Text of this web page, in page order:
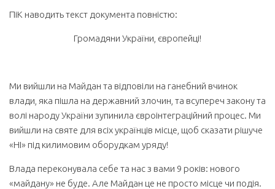
ПіК наводить текст документа повністю:
Громадяни України, європейці!
Ми вийшли на Майдан та відповіли на ганебний вчинок
влади, яка пішла на державний злочин, та всупереч закону та
волі народу України зупинила євроінтеграційний процес. Ми
вийшли на святе для всіх українців місце, щоб сказати рішуче
«НІ» під килимовим оборудкам уряду!
Влада переконувала себе та нас з вами 9 років: нового
«майдану» не буде. Але Майдан це не просто місце чи подія.